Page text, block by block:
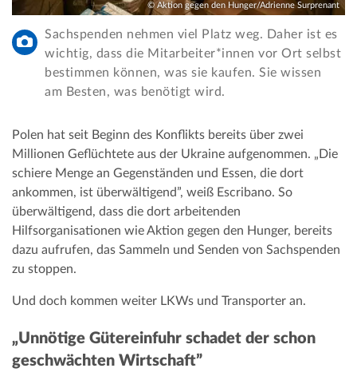
© Aktion gegen den Hunger/Adrienne Surprenant
Sachspenden nehmen viel Platz weg. Daher ist es
wichtig, dass die Mitarbeiter*innen vor Ort selbst
bestimmen können, was sie kaufen. Sie wissen
am Besten, was benötigt wird.
Polen hat seit Beginn des Konflikts bereits über zwei
Millionen Geflüchtete aus der Ukraine aufgenommen. „Die
schiere Menge an Gegenständen und Essen, die dort
ankommen, ist überwältigend”, weiß Escribano. So
überwältigend, dass die dort arbeitenden
Hilfsorganisationen wie Aktion gegen den Hunger, bereits
dazu aufrufen, das Sammeln und Senden von Sachspenden
zu stoppen.
Und doch kommen weiter LKWs und Transporter an.
„Unnötige Gütereinfuhr schadet der schon
geschwächten Wirtschaft”